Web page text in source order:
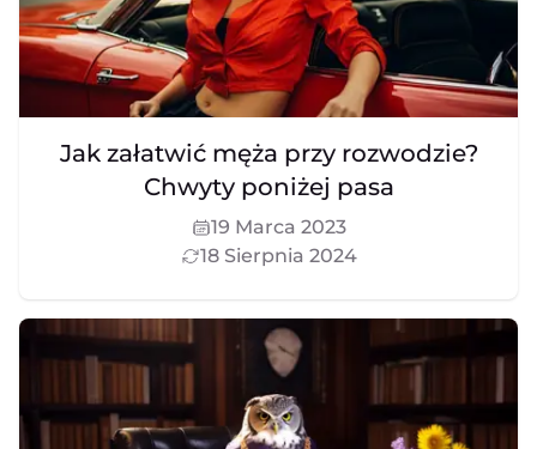
Jak załatwić męża przy rozwodzie?
Chwyty poniżej pasa
19 Marca 2023
18 Sierpnia 2024